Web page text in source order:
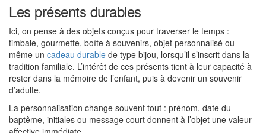
Les présents durables
Ici, on pense à des objets conçus pour traverser le temps :
timbale, gourmette, boîte à souvenirs, objet personnalisé ou
même un cadeau durable de type bijou, lorsqu’il s’inscrit dans la
tradition familiale. L’intérêt de ces présents tient à leur capacité à
rester dans la mémoire de l’enfant, puis à devenir un souvenir
d’adulte.
La personnalisation change souvent tout : prénom, date du
baptême, initiales ou message court donnent à l’objet une valeur